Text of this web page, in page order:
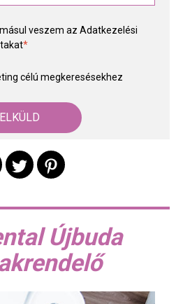
veszem azAdatkezelési
*
célú megkeresésekhez
Újbuda